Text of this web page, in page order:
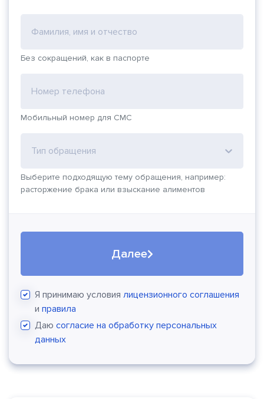
Фамилия, имя и отчество
Без сокращений, как в паспорте
Номер телефона
Мобильный номер для СМС
Тип обращения
Выберите подходящую тему обращения, например:
расторжение брака или взыскание алиментов
Далее
Я принимаю условия лицензионного соглашения
и правила
Даю согласие на обработку персональных
данных